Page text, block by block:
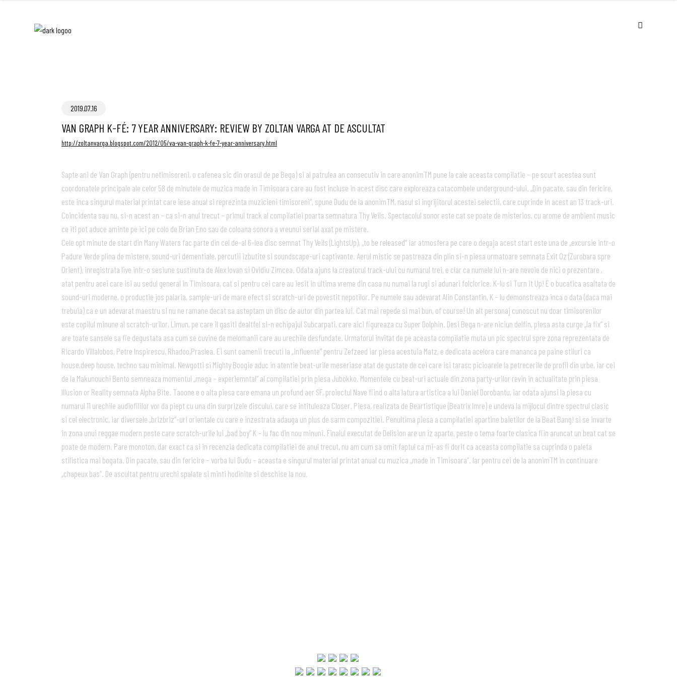
2019.07.16
VAN GRAPH K-FÉ: 7 YEAR ANNIVERSARY: REVIEW BY ZOLTAN VARGA AT DE ASCULTAT
http://zoltanvarga.blogspot.com/2012/05/va-van-graph-k-fe-7-year-anniversary.html
Sapte ani de Van Graph (pentru netimisoreni, o cafenea sic din orasul de pe Bega) si al patrulea an consecutiv in care anonimTM pune la cale aceasta compilatie – pe scurt acestea sunt
coordonatele principale ale celor 58 de minutele de muzica made in Timisoara care au fost incluse in acest disc care exploreaza catacombele underground-ului. „Din pacate, sau din fericire,
este inca singurul material printat care iese anual si reprezinta muzicieni timisoreni“, spune Dudu de la anonimTM, nasul si ingrijitorul acestei selectii, care cuprinde in acest an 13 track-uri.
Coincidenta sau nu, si-n acest an – ca si-n anul trecut – primul track al compilatiei poarta semnatura Thy Veils. Spectacolul sonor este cat se poate de misterios, cu arome de ambient music
ce iti pot aduce aminte pe ici pe colo de Brian Eno sau de coloana sonora a vreunui serial axat pe mistere.
Cele opt minute de start din Many Waters fac parte din cel de-al 6-lea disc semnat Thy Veils (LightsUp), „to be released” iar atmosfera pe care o degaja acest start este una de „excursie intr-o
Padure Verde plina de mistere, sound-uri dementiale, percutii izbutite si soundscape-uri captivante. Aerul mistic se pastreaza din plin si-n piesa urmatoare semnata Exit Oz (Zurobara spre
Orient), inregistrata live intr-o sesiune sustinuta de Alex Iovan si Ovidiu Zimcea. Odata ajuns la creatorul track-ului cu numarul trei, e clar ca numele lui n-are nevoie de nici o prezentare ,
atat pentru acei care isi au sedul general in Timisoara, cat si pentru cei care au iesit in ultima vreme din casa nu numai la rugi si adunari folclorice. K-lu si Turn it Up! E o bucatica asaltata de
sound-uri moderne, o productie jos palaria, sample-uri de mare efect si scratch-uri de povestit nepotilor. Pe numele sau adevarat Alin Constantin, K – lu demonstreaza inca o data (daca mai
trebuia) ca e un adevarat maestru si nu ne ramane decat sa asteptam un disc de autor din partea lui. Cat mai repede si mai bun, of course! Un alt personaj cunoscut nu doar timisorenilor
este copilul minune al scratch-urilor, Limun, pe care il gasiti dealtfel si-n echipajul Subcarpati, care aici figureaza cu Super Dolphin. Desi Bega n-are niciun delfin, piesa asta curge „la fix” si
are toate sansele sa fie degustata asa cum se cuvine de melomanii care au urechile desfundate. Urmatorul invitat de pe aceasta compilatie muta un pic spectrul spre zona reprezentata de
Ricardo Villalobos, Petre Inspirescu, Rhadoo,Praslea. Ei sunt oamenii trecuti la „influente” pentru Zefzeed iar piesa acestuia Matz, e dedicata acelora care mananca pe paine stiluri ca
house,deep house, techno sau minimal. Newgotti si Mighty Boogie aduc in atentie beat-urile meseriase atat de gustate de cei care isi tarasc picioarele la petrecerile de profil din urbe, iar cei
de la Makunouchi Bento semneaza momentul „mega – experiemntal” al compilatiei prin piesa Jubokko. Momentele cu beat-uri actuale din zona party-urilor revin in actualitate prin piesa
Illusion or Reality semnata Alpha Bite. Taoone e o alta piesa care emana un profund aer SF, proiectul Nave fiind o alta latura artistica a lui Daniel Dorobantu, iar odata ajunsi la piesa cu
numarul 11 urechile audiofililor vor da piept cu una din surprizele discului, care se intituleaza Closer. Piesa, realizata de Beartistique (Beatrix Imre) e undeva la mijlocul dintre spectrul clasic
si cel electronic, iar diversele „brizbriz”-uri orientale cu care e inzestrata adauga un plus de sarm compozitiei. Penultima piesa a compilatiei apartine baietilor de la Beat Bang! si se invarte
in zona unui reggae modern peste care scratch-urile lui „bad boy” K – lu fac din nou minuni. Finalul executat de Delision are un iz aparte, peste o tema foarte clasica fiin aruncat un beat cat se
poate de modern. Pare monoton, dar exact ca si in recenzia dedicata compilatiei de anul trecut, nu am cum sa omit faptul ca mi-as fi dorit ca aceasta compilatie sa cuprinda o paleta
stilistica mai bogata. Din pacate, sau din fericire – vorba lui Dudu – aceasta e singurul material printat anual cu muzica „made in Timisoara“. Iar pentru cei de la anonimTM in continuare
„chapeux bas“. De ascultat pentru urechi spalate si minti hodinite si deschise la nou.